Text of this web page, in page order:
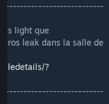
light que
Gros leak dans la salle de
filedetails/?